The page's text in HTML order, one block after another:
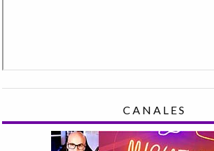
CANALES